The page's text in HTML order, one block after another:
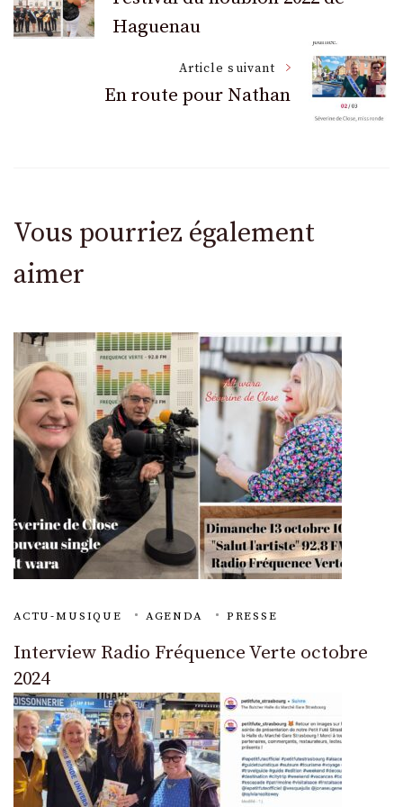
des
articles
Haguenau
Article suivant
En route pour Nathan
Vous pourriez également
aimer
ACTU-MUSIQUE AGENDA PRESSE
Interview Radio Fréquence Verte octobre
2024